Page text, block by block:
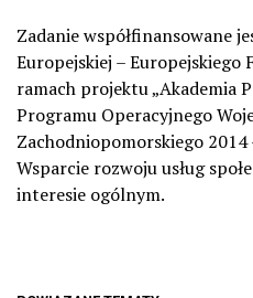
Zadanie współfinansowane
Europejskiej – Europejskiego
ramach projektu „Akademia
Programu Operacyjnego
Zachodniopomorskiego 2014
Wsparcie rozwoju usług
interesie ogólnym.